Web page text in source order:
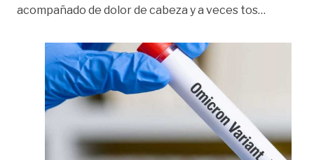
acompañado de dolor de cabeza y a veces tos…